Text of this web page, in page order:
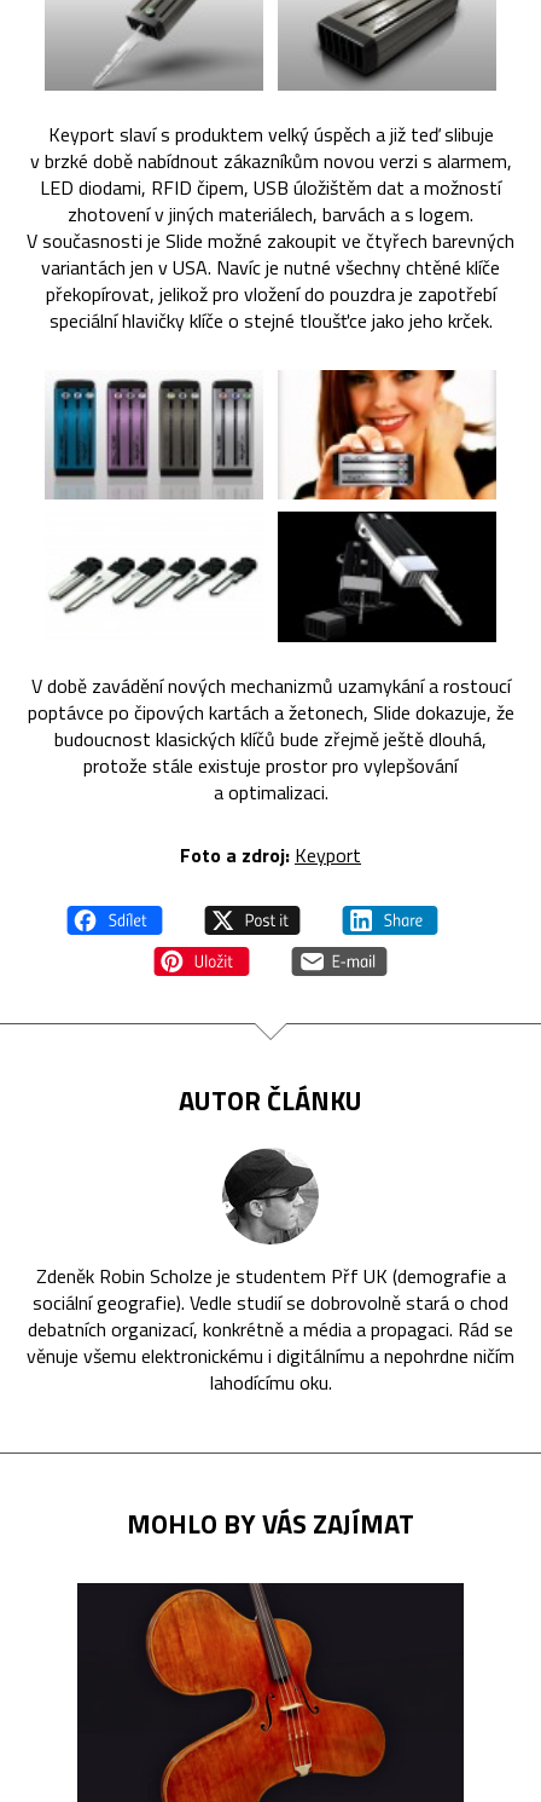
Keyport slaví s produktem velký úspěch a již teď slibuje
v brzké době nabídnout zákazníkům novou verzi s alarmem,
LED diodami, RFID čipem, USB úložištěm dat a možností
zhotovení v jiných materiálech, barvách a s logem.
V současnosti je Slide možné zakoupit ve čtyřech barevných
variantách jen v USA. Navíc je nutné všechny chtěné klíče
překopírovat, jelikož pro vložení do pouzdra je zapotřebí
speciální hlavičky klíče o stejné tloušťce jako jeho krček.
V době zavádění nových mechanizmů uzamykání a rostoucí
poptávce po čipových kartách a žetonech, Slide dokazuje, že
budoucnost klasických klíčů bude zřejmě ještě dlouhá,
protože stále existuje prostor pro vylepšování
a optimalizaci.
Foto a zdroj: Keyport
AUTOR ČLÁNKU
Zdeněk Robin Scholze je studentem Přf UK (demografie a
sociální geografie). Vedle studií se dobrovolně stará o chod
debatních organizací, konkrétně a média a propagaci. Rád se
věnuje všemu elektronickému i digitálnímu a nepohrdne ničím
lahodícímu oku.
MOHLO BY VÁS ZAJÍMAT